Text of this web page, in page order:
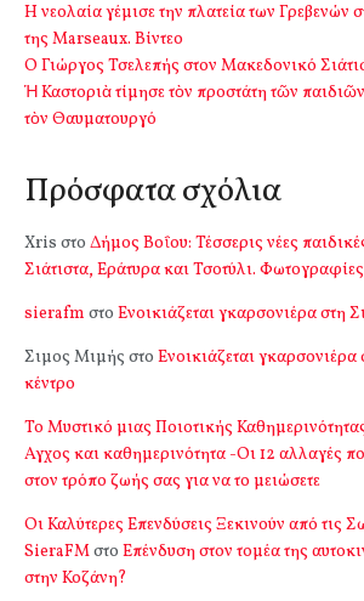
Η νεολαία γέμισε την πλατεία των Γρεβενών
της Marseaux. Βίντεο
Ο Γιώργος Τσελεπής στον Μακεδονικό
Ἡ Καστοριὰ τίμησε τὸν προστάτη τῶν
τὸν Θαυματουργό
Πρόσφατα σχόλια
Xris στο Δήμος Βοΐου: Τέσσερις νέες
Σιάτιστα, Εράτυρα και Τσοτύλι. Φωτογραφίες
sierafm στο Ενοικιάζεται γκαρσονιέρα στη
Σιμος Μιμής στο Ενοικιάζεται γκαρσονιέρα
κέντρο
Το Μυστικό μιας Ποιοτικής
Αγχος και καθημερινότητα -Οι 12 αλλαγές
στον τρόπο ζωής σας για να το μειώσετε
Οι Καλύτερες Επενδύσεις Ξεκινούν από τις
SieraFMστο Επένδυση στον τομέα της
στην Κοζάνη?